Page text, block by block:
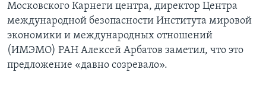
Московского Карнеги центра, директор Центра
международной безопасности Института мировой
экономики и международных отношений
(ИМЭМО) РАН Алексей Арбатов заметил, что это
предложение «давно созревало».